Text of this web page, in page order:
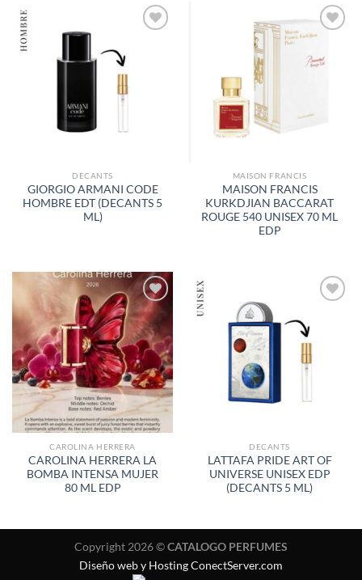
A LA
LISTA
DESEOS
DECANTS
GIORGIO ARMANI CODE
HOMBRE EDT (DECANTS 5
ML)
A LA
MAISON FRANCIS
MAISON FRANCIS
KURKDJIAN BACCARAT
ROUGE 540 UNISEX 70 ML
EDP
AÑADIR
A LA
LISTA
DE
DESEOS
CAROLINA HERRERA
CAROLINA HERRERA LA
BOMBA INTENSA MUJER
80 ML EDP
A LA
LISTA
DE
DESEOS
DECANTS
LATTAFA PRIDE ART OF
UNIVERSE UNISEX EDP
(DECANTS 5 ML)
Copyright 2026 ©CATALOGO PERFUMES
Diseño web y Hosting ConectServer.com